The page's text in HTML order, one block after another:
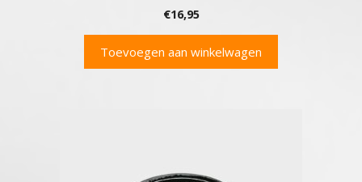
€16,95
Toevoegen aan winkelwagen